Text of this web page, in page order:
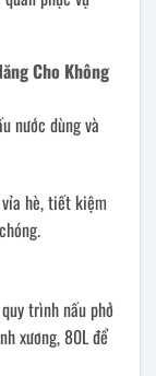
Cho Không
nước dùng và
hè, tiết kiệm
trình nấu phở
xương, 80L để